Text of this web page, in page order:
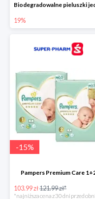
19%
-15%
Pampers Premium Care
103.99 zł121.99 zł*